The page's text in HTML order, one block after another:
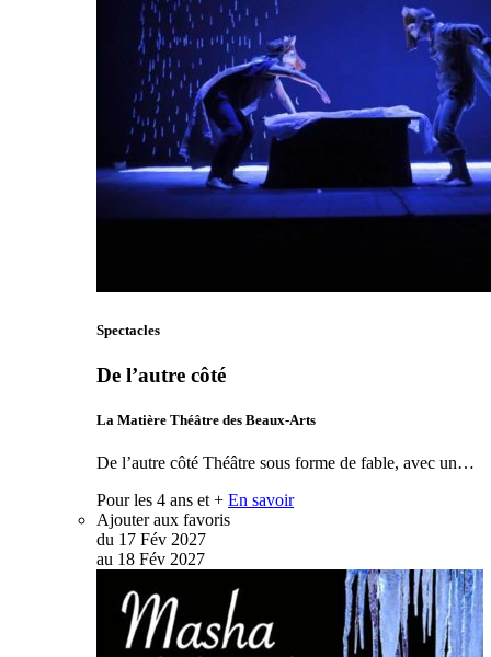
Spectacles
De l’autre côté
La Matière Théâtre des Beaux-Arts
De l’autre côté Théâtre sous forme de fable, avec un…
Pour les 4 ans et + En savoir
Ajouter aux favoris
du 17 Fév 2027
au 18 Fév 2027